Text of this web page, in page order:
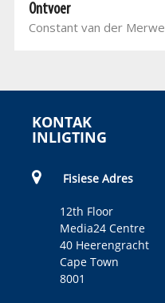
Ontvoer
Constant van der Merwe
KONTAK
INLIGTING
Fisiese Adres
12th Floor
Media24 Centre
40 Heerengracht
Cape Town
8001